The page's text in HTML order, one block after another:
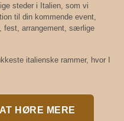
steder i Italien, som vi
til din kommende event,
fest, arrangement, særlige
italienske rammer, hvor I
HØRE MERE